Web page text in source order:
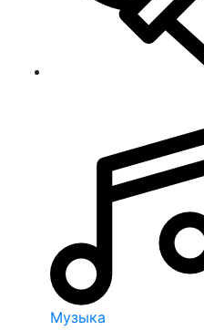
Музыка